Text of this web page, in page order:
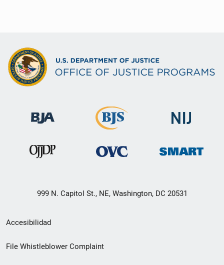
999 N. Capitol St., NE, Washington, DC 20531
Menú
de
Accesibilidad
File Whistleblower Complaint